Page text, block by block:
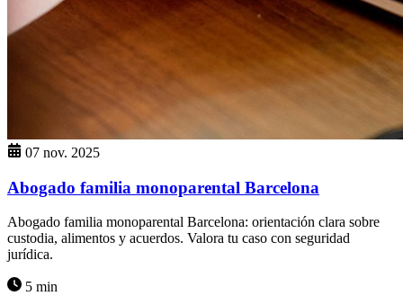
07 nov. 2025
Abogado familia monoparental Barcelona
Abogado familia monoparental Barcelona: orientación clara sobre
custodia, alimentos y acuerdos. Valora tu caso con seguridad
jurídica.
5 min